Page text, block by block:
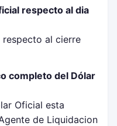
respecto al dia
al cierre
completo del Dólar
Oficial esta
de Liquidacion